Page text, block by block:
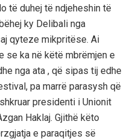
të duhej të ndjeheshin të
ky Delibali nga
qyteze mikpritëse. Ai
se ka në këtë mbrëmjen e
nga ata , që sipas tij edhe
pa marrë parasysh që
presidenti i Unionit
Haklaj. Gjithë këto
e paraqitjes së